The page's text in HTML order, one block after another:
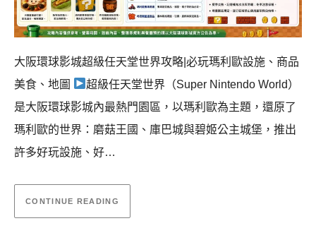
大阪環球影城超級任天堂世界攻略|必玩瑪利歐設施、商品
美食、地圖
超級任天堂世界（Super Nintendo World）
是大阪環球影城內最熱門園區，以瑪利歐為主題，還原了
瑪利歐的世界：磨菇王國、庫巴城與碧姬公主城堡，推出
許多好玩設施、好…
CONTINUE READING